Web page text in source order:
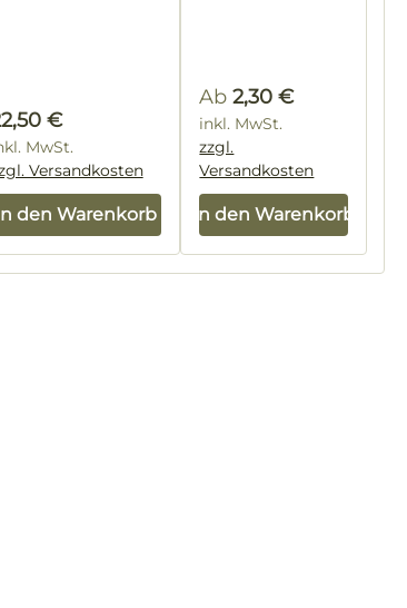
Preis:
€
MwSt.
Versandkosten
den Warenkorb
Regulärer Preis:
Ab2,30 €
inkl. MwSt.
zzgl.
Versandkosten
In den Warenkorb